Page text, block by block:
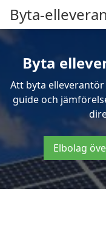
Byta-
Byta
Att byta
guide och
Elbolag